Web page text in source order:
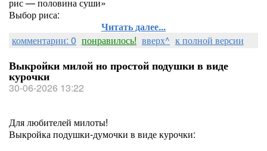
Выбор риса:
Читать далее...
комментарии: 0 понравилось! вверх^ к полной версии
Выкройки милой но простой подушки в виде
курочки
30-06-2026 13:22
Для любителей милоты!
Выкройка подушки-думочки в виде курочки: